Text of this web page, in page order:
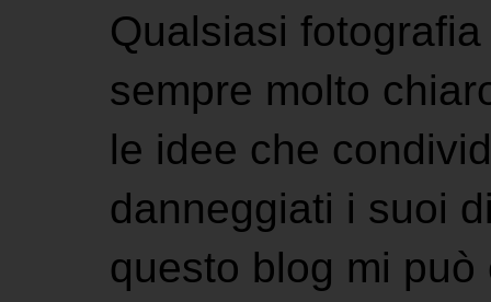
Qualsiasi
sempre molto
le idee che
danneggiati i suoi
questo blog mi